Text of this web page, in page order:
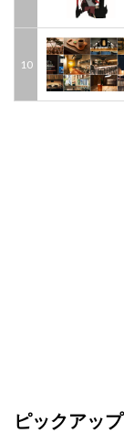
ピックアップ